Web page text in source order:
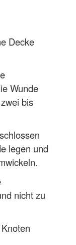
Decke
Wunde
bis
legen und
nicht zu